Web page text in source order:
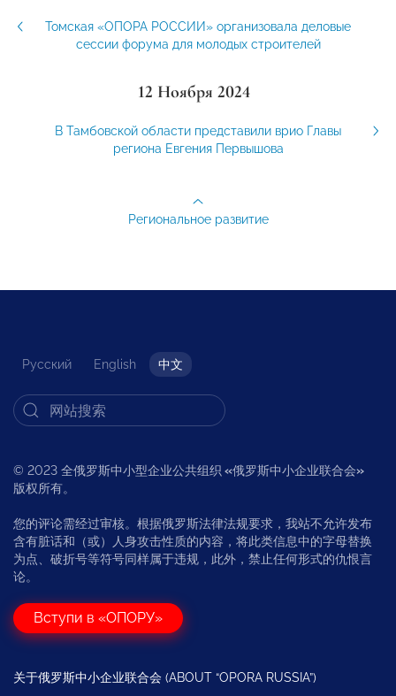
Томская «ОПОРА РОССИИ» организовала деловые
сессии форума для молодых строителей
12 Ноября 2024
В Тамбовской области представили врио Главы
региона Евгения Первышова
Региональное развитие
Русский English 中文
© 2023 全俄罗斯中小型企业公共组织 «俄罗斯中小企业联合会»
版权所有。
您的评论需经过审核。根据俄罗斯法律法规要求，我站不允许发布
含有脏话和（或）人身攻击性质的内容，将此类信息中的字母替换
为点、破折号等符号同样属于违规，此外，禁止任何形式的仇恨言
论。
Вступи в «ОПОРУ»
关于俄罗斯中小企业联合会 (ABOUT “OPORA RUSSIA”)